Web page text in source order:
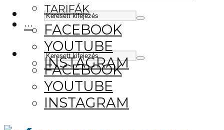
FACEBOOK
YOUTUBE
INSTAGRAM
TARIFÁK
···
FACEBOOK
YOUTUBE
INSTAGRAM